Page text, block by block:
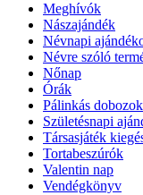
Meghívók
Nászajándék
Névnapi
Névre szóló
Nőnap
Órák
Pálinkás dobozok
Születésnapi
Társasjáték
Tortabeszúrók
Valentin nap
Vendégkönyv